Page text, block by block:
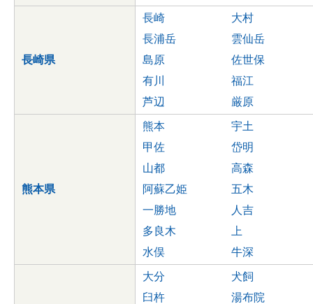
長崎県
長崎
大村
長浦岳
雲仙岳
島原
佐世保
有川
福江
芦辺
厳原
熊本県
熊本
宇土
甲佐
岱明
山都
高森
阿蘇乙姫
五木
一勝地
人吉
多良木
上
水俣
牛深
大分
犬飼
臼杵
湯布院